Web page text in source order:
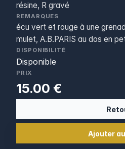
résine, R gravé
REMARQUES
écu vert et rouge à une
mulet, A.B.PARIS au dos en
DISPONIBILITÉ
Disponible
PRIX
15.00 €
Ajouter